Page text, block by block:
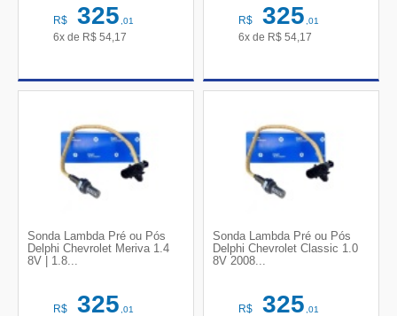
R$ 325,01
6x de R$ 54,17
R$ 325,01
6x de R$ 54,17
Sonda Lambda Pré ou Pós
Delphi Chevrolet Meriva 1.4
8V | 1.8...
R$ 325,01
Sonda Lambda Pré ou Pós
Delphi Chevrolet Classic 1.0
8V 2008...
R$ 325,01